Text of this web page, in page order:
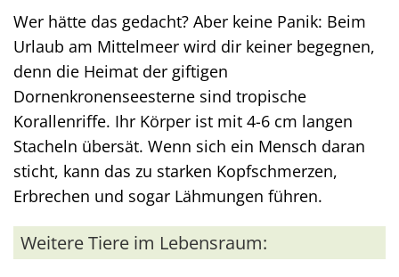
Wer hätte das gedacht? Aber keine Panik: Beim
Urlaub am Mittelmeer wird dir keiner begegnen,
denn die Heimat der giftigen
Dornenkronenseesterne sind tropische
Korallenriffe. Ihr Körper ist mit 4-6 cm langen
Stacheln übersät. Wenn sich ein Mensch daran
sticht, kann das zu starken Kopfschmerzen,
Erbrechen und sogar Lähmungen führen.
Weitere Tiere im Lebensraum: